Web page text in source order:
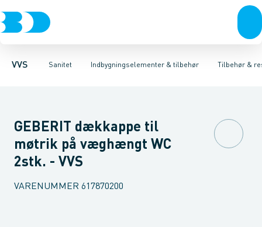
VVS Sanitet
Rør & fittingsPressfittings & rørKuglehaner & ventilerAfløb
Indbygningselementer & tilbehør
Toiletter, sæder og cisternerVaskeArmaturerBrusereTilbehør &
Høje Indbygnings elementerLave Indbygnings elementer
GEBERIT dækkappe til
møtrik på væghængt WC
2stk. - VVS
VARENUMMER 617870200